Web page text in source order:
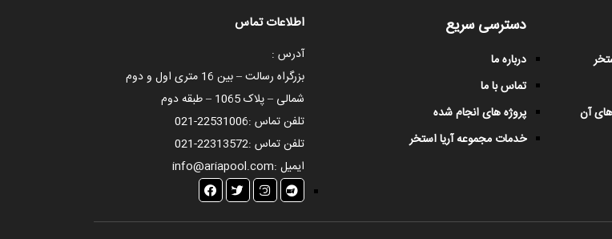
آن
دسترسی سریع
درباره ما
تماس با ما
پروژه های انجام شده
خدمات مجموعه آریا استخر
اطلاعات تماس
آدرس :
بزرگراه رسالت – بین 16 متری اول و دوم
شمالی – پلاک 1065 – طبقه دوم
تلفن تماس :021-22531006
تلفن تماس :021-22313572
ایمیل :info@ariapool.com